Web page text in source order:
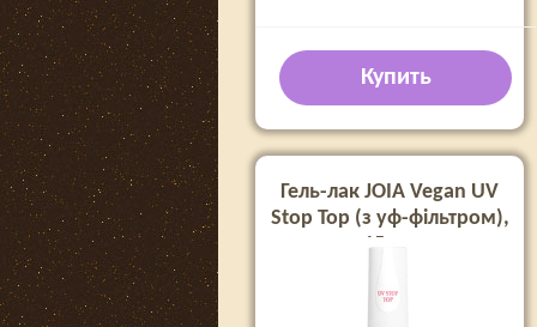
Купить
Гель-лак JOIA Vegan UV
Stop Top (з уф-фільтром),
15 мл